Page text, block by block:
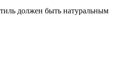
должен быть натуральным